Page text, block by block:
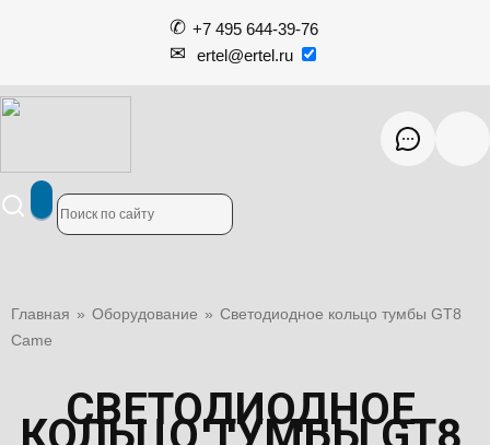
+7 495 644-39-76
ertel@ertel.ru
Главная » Оборудование » Светодиодное кольцо тумбы GT8
Came
СВЕТОДИОДНОЕ